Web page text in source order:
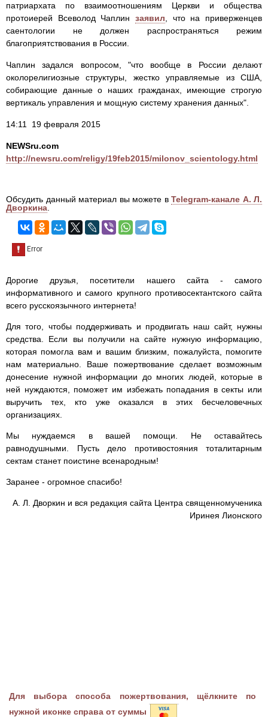
патриархата по взаимоотношениям Церкви и общества
протоиерей Всеволод Чаплин заявил , что на приверженцев
саентологии не должен распространяться режим
благоприятствования в России.
Чаплин задался вопросом, "что вообще в России делают
околорелигиозные структуры, жестко управляемые из США,
собирающие данные о наших гражданах, имеющие строгую
вертикаль управления и мощную систему хранения данных".
14:11 19 февраля 2015
NEWSru.com
http://newsru.com/religy/19feb2015/milonov_scientology.html
Обсудить данный материал вы можете в Telegram-канале А. Л.
Дворкина
Дорогие друзья, посетители нашего сайта - самого
информативного и самого крупного противосектантского сайта
всего русскоязычного интернета!
Для того, чтобы поддерживать и продвигать наш сайт, нужны
средства. Если вы получили на сайте нужную информацию,
которая помогла вам и вашим близким, пожалуйста, помогите
нам материально. Ваше пожертвование сделает возможным
донесение нужной информации до многих людей, которые в
ней нуждаются, поможет им избежать попадания в секты или
выручить тех, кто уже оказался в этих бесчеловечных
организациях.
Мы нуждаемся в вашей помощи. Не оставайтесь
равнодушными. Пусть дело противостояния тоталитарным
сектам станет поистине всенародным!
Заранее - огромное спасибо!
А. Л. Дворкин и вся редакция сайта Центра священномученика
Иринея Лионского
Для выбора способа пожертвования, щёлкните по
нужной иконке справа от суммы